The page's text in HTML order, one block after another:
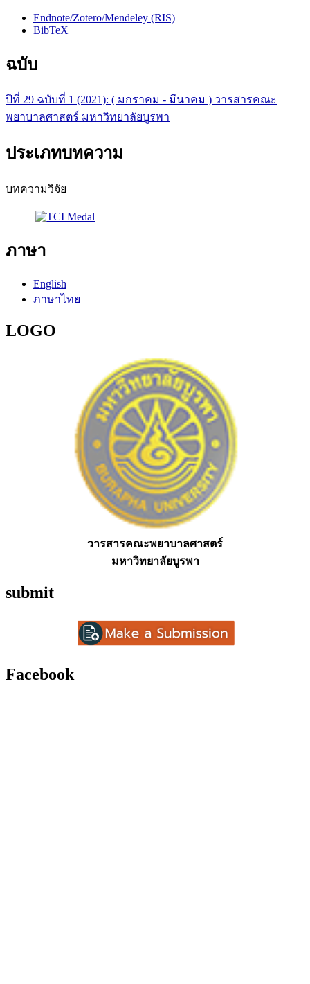
Endnote/Zotero/Mendeley (RIS)
BibTeX
ฉบับ
ปีที่ 29 ฉบับที่ 1 (2021): ( มกราคม - มีนาคม ) วารสารคณะ
พยาบาลศาสตร์ มหาวิทยาลัยบูรพา
ประเภทบทความ
บทความวิจัย
ภาษา
English
ภาษาไทย
LOGO
วารสารคณะพยาบาลศาสตร์
มหาวิทยาลัยบูรพา
submit
Facebook